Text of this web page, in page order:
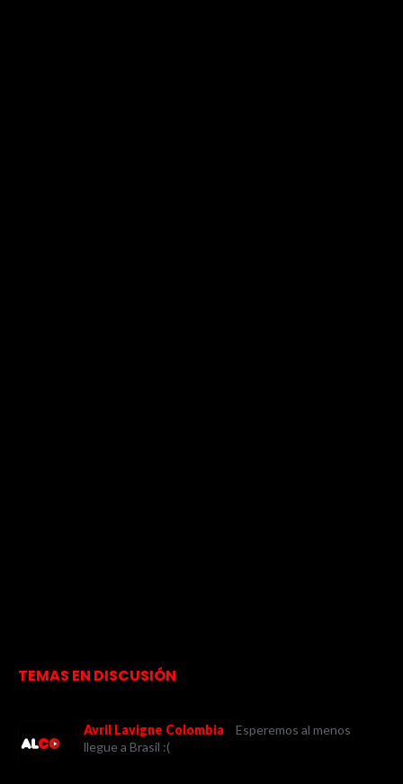
TEMAS EN DISCUSIÓN
Avril Lavigne Colombia
Esperemos al menos
llegue a Brasil :(